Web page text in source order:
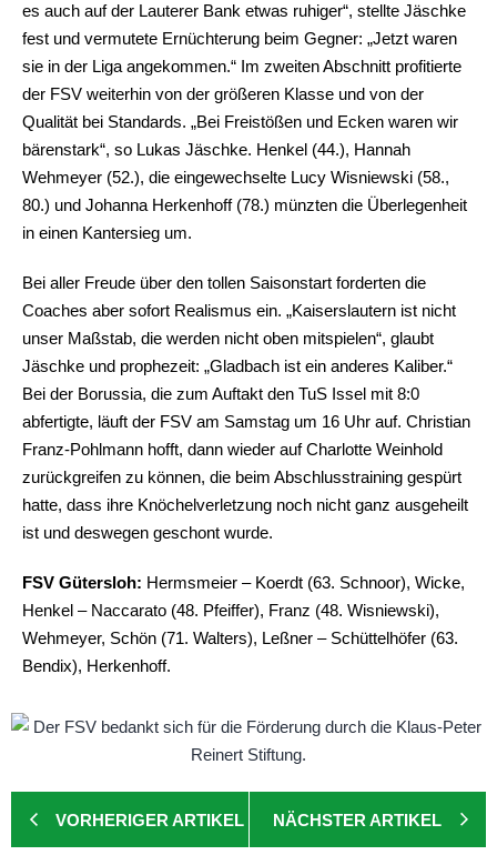
es auch auf der Lauterer Bank etwas ruhiger“, stellte Jäschke
fest und vermutete Ernüchterung beim Gegner: „Jetzt waren
sie in der Liga angekommen.“ Im zweiten Abschnitt profitierte
der FSV weiterhin von der größeren Klasse und von der
Qualität bei Standards. „Bei Freistößen und Ecken waren wir
bärenstark“, so Lukas Jäschke. Henkel (44.), Hannah
Wehmeyer (52.), die eingewechselte Lucy Wisniewski (58.,
80.) und Johanna Herkenhoff (78.) münzten die Überlegenheit
in einen Kantersieg um.
Bei aller Freude über den tollen Saisonstart forderten die
Coaches aber sofort Realismus ein. „Kaiserslautern ist nicht
unser Maßstab, die werden nicht oben mitspielen“, glaubt
Jäschke und prophezeit: „Gladbach ist ein anderes Kaliber.“
Bei der Borussia, die zum Auftakt den TuS Issel mit 8:0
abfertigte, läuft der FSV am Samstag um 16 Uhr auf. Christian
Franz-Pohlmann hofft, dann wieder auf Charlotte Weinhold
zurückgreifen zu können, die beim Abschlusstraining gespürt
hatte, dass ihre Knöchelverletzung noch nicht ganz ausgeheilt
ist und deswegen geschont wurde.
FSV Gütersloh: Hermsmeier – Koerdt (63. Schnoor), Wicke,
Henkel – Naccarato (48. Pfeiffer), Franz (48. Wisniewski),
Wehmeyer, Schön (71. Walters), Leßner – Schüttelhöfer (63.
Bendix), Herkenhoff.
VORHERIGER ARTIKEL NÄCHSTER ARTIKEL